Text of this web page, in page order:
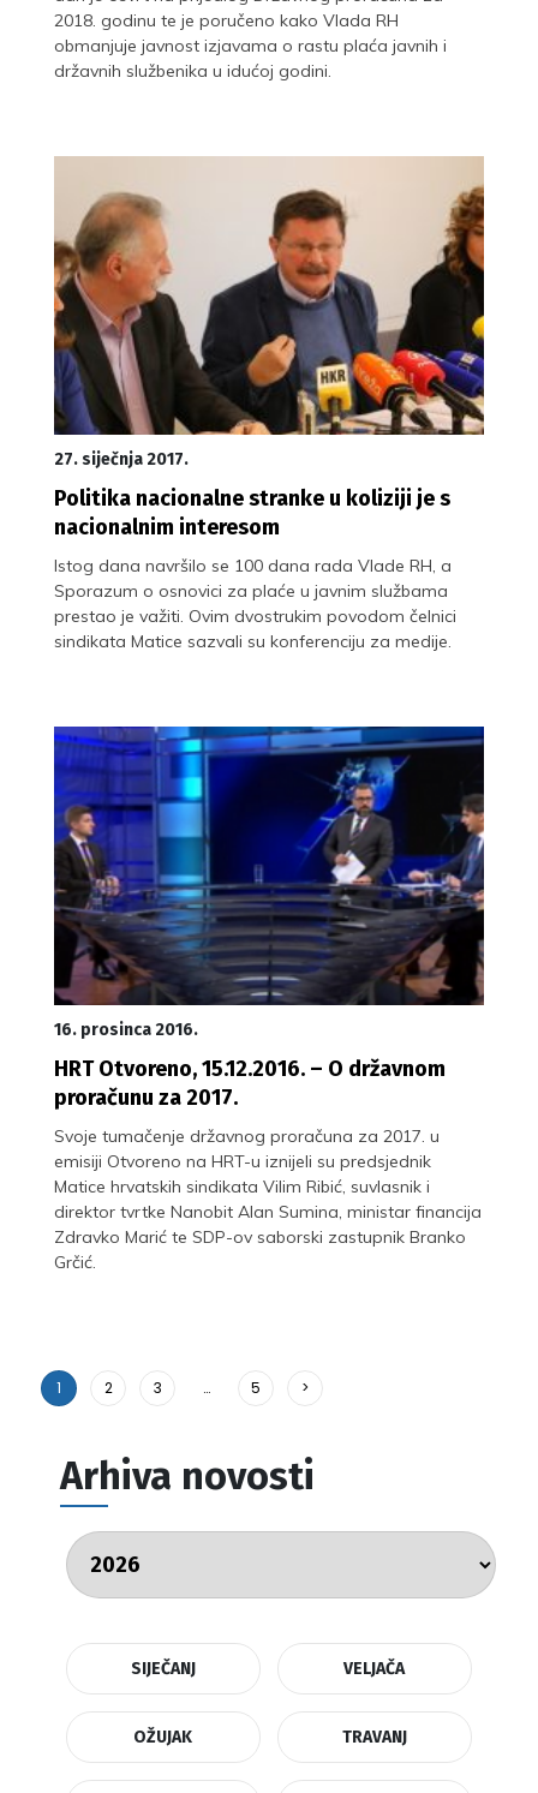
2018. godinu te je poručeno kako Vlada RH
obmanjuje javnost izjavama o rastu plaća javnih i
državnih službenika u idućoj godini.
27. siječnja 2017.
Politika nacionalne stranke u koliziji je s
nacionalnim interesom
Istog dana navršilo se 100 dana rada Vlade RH, a
Sporazum o osnovici za plaće u javnim službama
prestao je važiti. Ovim dvostrukim povodom čelnici
sindikata Matice sazvali su konferenciju za medije.
16. prosinca 2016.
HRT Otvoreno, 15.12.2016. – O državnom
proračunu za 2017.
Svoje tumačenje državnog proračuna za 2017. u
emisiji Otvoreno na HRT-u iznijeli su predsjednik
Matice hrvatskih sindikata Vilim Ribić, suvlasnik i
direktor tvrtke Nanobit Alan Sumina, ministar financija
Zdravko Marić te SDP-ov saborski zastupnik Branko
Grčić.
1 2 3 … 5 >
Arhiva novosti
SIJEČANJ VELJAČA
OŽUJAK TRAVANJ